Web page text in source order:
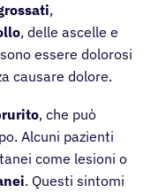
,
, delle ascelle e
essere dolorosi
causare dolore.
, che può
Alcuni pazienti
come lesioni o
. Questi sintomi